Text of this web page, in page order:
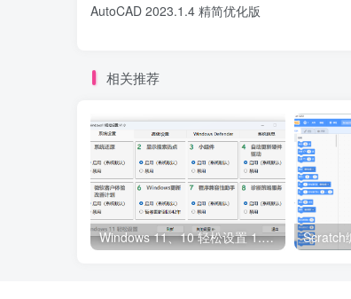
AutoCAD 2023.1.4 精简优化版
相关推荐
Windows 11、10 轻松设置 1.10 正式版